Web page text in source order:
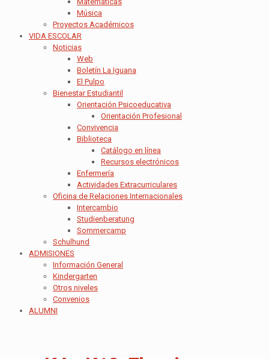
Música
Proyectos Académicos
VIDA ESCOLAR
Noticias
Web
Boletín La Iguana
El Pulpo
Bienestar Estudiantil
Orientación Psicoeducativa
Orientación Profesional
Convivencia
Biblioteca
Catálogo en línea
Recursos electrónicos
Enfermería
Actividades Extracurriculares
Oficina de Relaciones Internacionales
Intercambio
Studienberatung
Sommercamp
Schulhund
ADMISIONES
Información General
Kindergarten
Otros niveles
Convenios
ALUMNI